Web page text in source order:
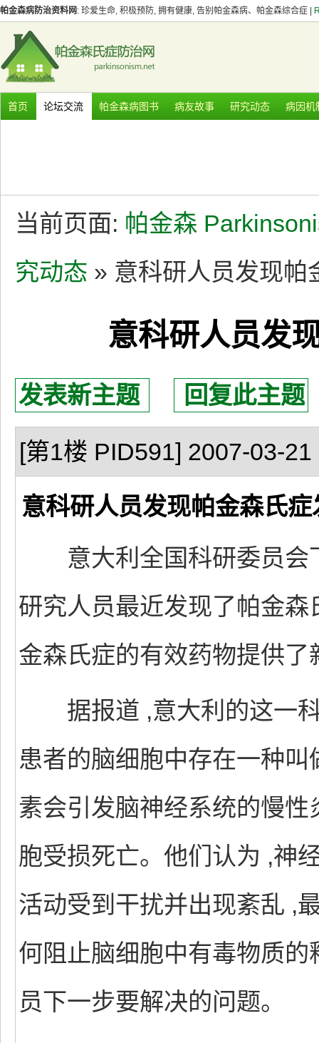
帕金森病防治资料网 : 珍爱生命, 积极预防, 拥有健康, 告别帕金森病、帕金森综合症 |
首页 论坛交流 帕金森病图书 病友故事 研究动态 病因机
当前页面: 帕金森
究动态 » 意科研人员发现帕
意科研人员发
发表新主题 回复此主题
[第1楼 PID591] 2007-03-21
意科研人员发现帕金森氏
意大利全国科研委员会
研究人员最近发现了帕金
金森氏症的有效药物提供了
据报道 ,意大利的这一科
患者的脑细胞中存在一种叫
素会引发脑神经系统的慢
胞受损死亡。他们认为 ,神
活动受到干扰并出现紊乱 ,
何阻止脑细胞中有毒物质
员下一步要解决的问题。